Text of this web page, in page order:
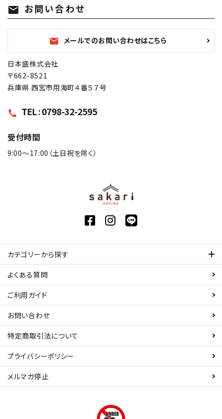
mail お問い合わせ
mail メールでのお問い合わせはこちら
日本盛株式会社
〒662-8521
兵庫県 西宮市用海町４番５７号
call TEL : 0798-32-2595
受付時間
9:00〜17:00（土日祝を除く）
カテゴリーから探す
よくある質問
ご利用ガイド
お問い合わせ
特定商取引法について
プライバシーポリシー
メルマガ停止